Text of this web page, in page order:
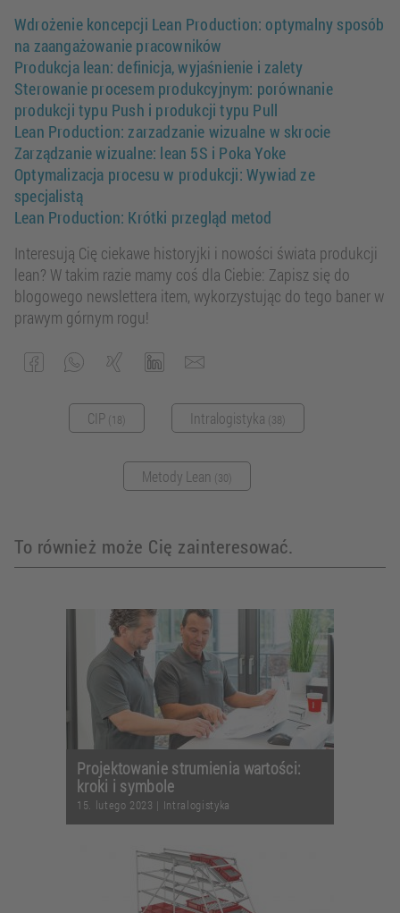
Wdrożenie koncepcji Lean Production: optymalny sposób
na zaangażowanie pracowników
Produkcja lean: definicja, wyjaśnienie i zalety
Sterowanie procesem produkcyjnym: porównanie
produkcji typu Push i produkcji typu Pull
Lean Production: zarzadzanie wizualne w skrocie
Zarządzanie wizualne: lean 5S i Poka Yoke
Optymalizacja procesu w produkcji: Wywiad ze
specjalistą
Lean Production: Krótki przegląd metod
Interesują Cię ciekawe historyjki i nowości świata produkcji
lean? W takim razie mamy coś dla Ciebie: Zapisz się do
blogowego newslettera item, wykorzystując do tego baner w
prawym górnym rogu!
CIP (18) Intralogistyka (38)
Metody Lean (30)
To również może Cię zainteresować.
Projektowanie strumienia wartości:
kroki i symbole
15. lutego 2023 | Intralogistyka